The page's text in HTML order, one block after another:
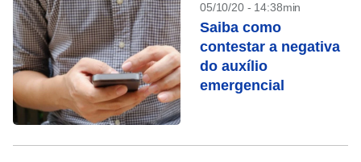
05/10/20 - 14:38min
Saiba como
contestar a negativa
do auxílio
emergencial